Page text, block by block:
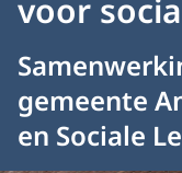
voor
gemeente
en Sociale